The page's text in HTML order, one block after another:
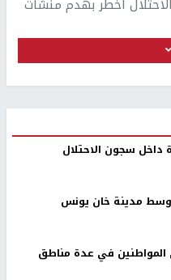
سجون الاحتلال
وسط مدينة خان يونس
في عدة مناطق